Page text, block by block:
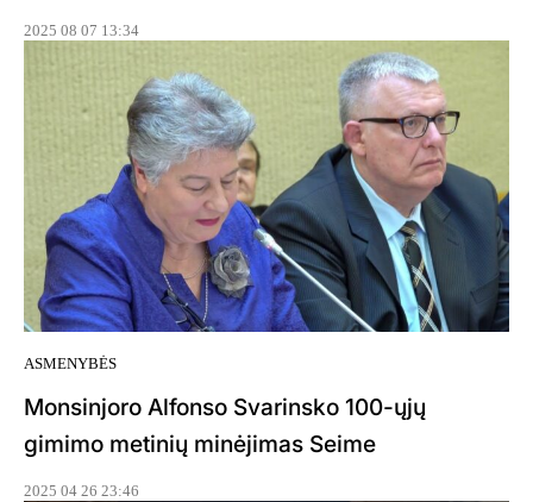
2025 08 07 13:34
ASMENYBĖS
Monsinjoro Alfonso Svarinsko 100-ųjų
gimimo metinių minėjimas Seime
2025 04 26 23:46